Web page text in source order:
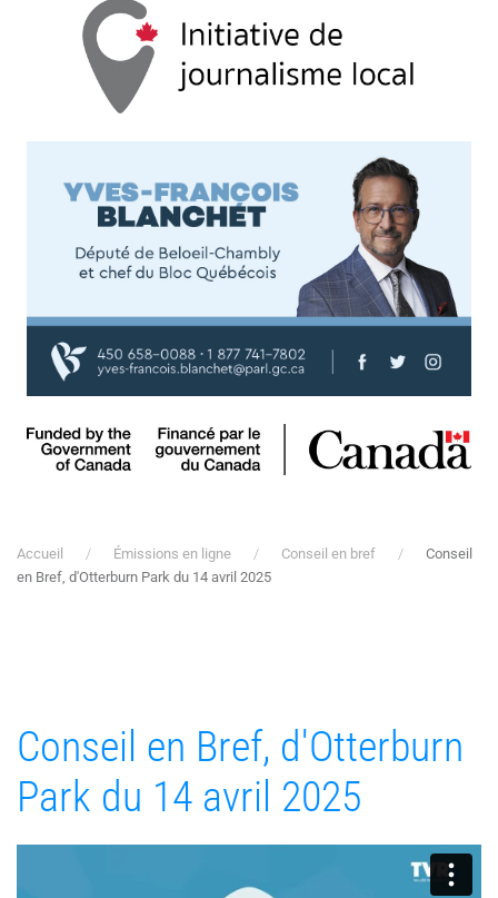
Accueil Émissions en ligne Conseil en bref
Conseil
en Bref, d'Otterburn Park du 14 avril 2025
Conseil en Bref, d'Otterburn
Park du 14 avril 2025